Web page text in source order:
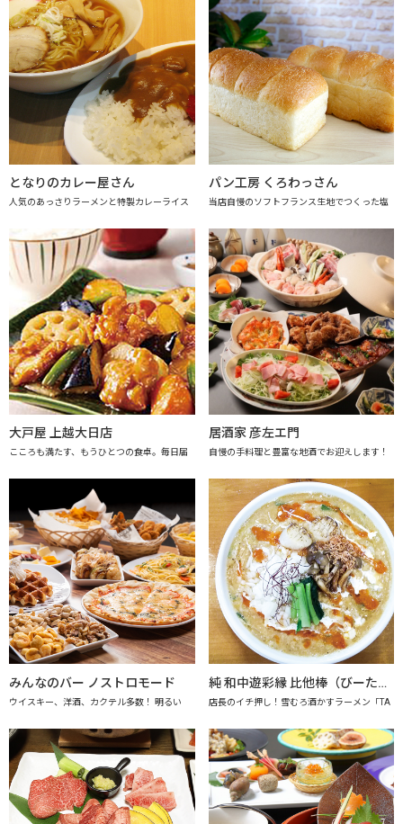
となりのカレー屋さん
人気のあっさりラーメンと特製カレーライス
パン工房 くろわっさん
当店自慢のソフトフランス生地でつくった塩
大戸屋 上越大日店
こころも満たす、もうひとつの食卓。毎日届
居酒家 彦左エ門
自慢の手料理と豊富な地酒でお迎えします！
みんなのバー ノストロモード
ウイスキー、洋酒、カクテル多数！ 明るい
純 和中遊彩縁 比他棒（びーたーばん）
店長のイチ押し！雪むろ酒かすラーメン「TA